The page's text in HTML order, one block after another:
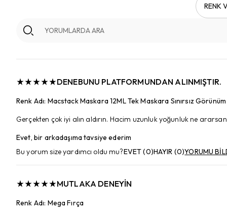
RENK
DENEBUNU PLATFORMUNDAN ALINMIŞTIR.
Renk Adı: Macstack Maskara 12ML Tek Maskara Sınırsız
Gerçekten çok iyi alın aldırın. Hacim uzunluk yoğunluk ne
Evet, bir arkadaşıma tavsiye ederim
Bu yorum size yardımcı oldu mu?EVET(0)HAYIR (0)YORUMU
MUTLAKA DENEYIN
Renk Adı: Mega Fırça